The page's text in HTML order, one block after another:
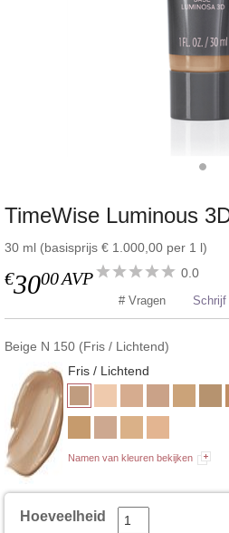
TimeWise Luminous
30 ml (basisprijs € 1.000,00 per 1 l)
€3000AVP 0.0
# Vragen Schrijf
Beige N 150 (Fris / Lichtend)
Fris / Lichtend
Namen van kleuren bekijken
Hoeveelheid